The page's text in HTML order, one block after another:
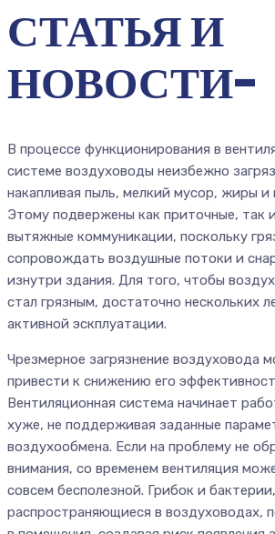
СТАТЬЯ И
НОВОСТИ-
В процессе функционирования в
системе воздуховоды неизбежно
накапливая пыль, мелкий мусор, жиры и
Этому подвержены как приточные, так и
вытяжные коммуникации, поскольку
сопровождать воздушные потоки и
изнутри здания. Для того, чтобы
стал грязным, достаточно нескольких
активной эскплуатации.
Чрезмерное загрязнение воздуховода
привести к снижению его
Вентиляционная система начинает
хуже, не поддерживая заданные
воздухообмена. Если на проблему не
внимания, со временем вентиляция
совсем бесполезной. Грибок и бактерии,
распространяющиеся в воздуховодах,